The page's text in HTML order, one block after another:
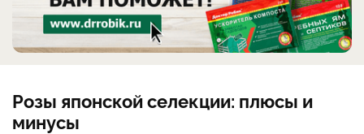
Розы японской селекции: плюсы и
минусы